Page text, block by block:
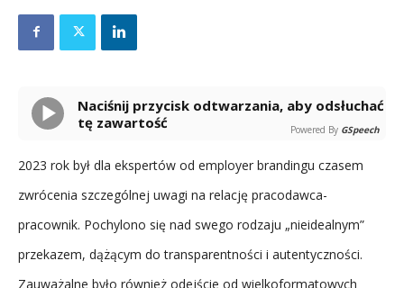
Naciśnij przycisk odtwarzania, aby odsłuchać
tę zawartość
Powered By GSpeech
2023 rok był dla ekspertów od employer brandingu czasem
zwrócenia szczególnej uwagi na relację pracodawca-
pracownik. Pochylono się nad swego rodzaju „nieidealnym”
przekazem, dążącym do transparentności i autentyczności.
Zauważalne było również odejście od wielkoformatowych